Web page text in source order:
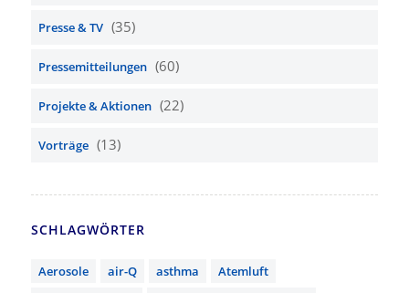
Presse & TV (35)
Pressemitteilungen (60)
Projekte & Aktionen (22)
Vorträge (13)
SCHLAGWÖRTER
Aerosole air-Q asthma
Atemluft